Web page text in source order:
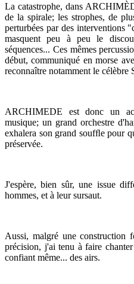
La catastrophe, dans
de la spirale; les strophes, de
perturbées par des interventions
masquent peu à peu le
séquences... Ces mêmes
début, communiqué en morse
reconnaître notamment le célèbre
ARCHIMEDE est donc un
musique; un grand orchestre
exhalera son grand soufﬂe pour
préservée.
J'espère, bien sûr, une issue
hommes, et à leur sursaut.
Aussi, malgré une construction
précision, j'ai tenu à faire
confiant même... des airs.